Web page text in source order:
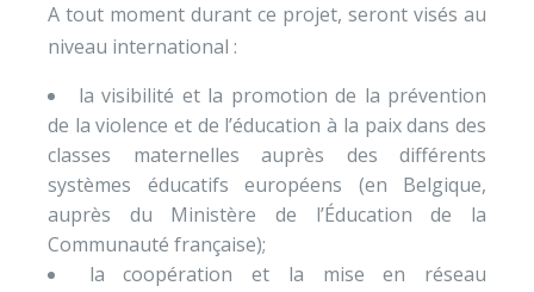
A tout moment durant ce projet, seront visés au
niveau international :
la visibilité et la promotion de la prévention
de la violence et de l’éducation à la paix dans des
classes maternelles auprès des différents
systèmes éducatifs européens (en Belgique,
auprès du Ministère de l’Éducation de la
Communauté française);
la coopération et la mise en réseau